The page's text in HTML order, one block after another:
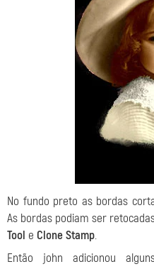
No fundo preto as bordas
As bordas podiam ser
Tool e Clone Stamp.
Então john adicionou